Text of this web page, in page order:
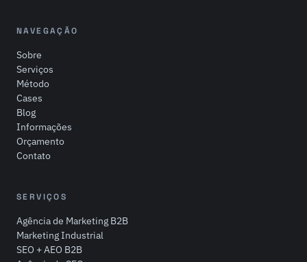
NAVEGAÇÃO
Sobre
Serviços
Método
Cases
Blog
Informações
Orçamento
Contato
SERVIÇOS
Agência de Marketing B2B
Marketing Industrial
SEO + AEO B2B